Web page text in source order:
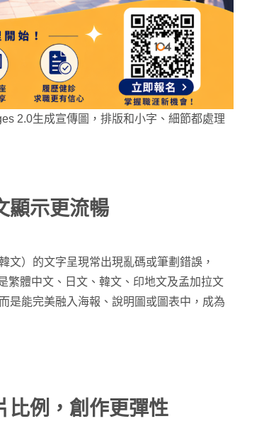
2.0生成宣傳圖，排版和小字、細節都處理
顯示更流暢
文）的文字呈現常出現亂碼或筆劃錯誤，
繁體中文、日文、韓文、印地文及孟加拉文
是能完美融入海報、說明圖或圖表中，成為
比例，創作更彈性